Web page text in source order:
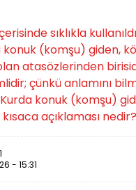
sıklıkla
(komşu) giden,
atasözlerinden
çünkü anlamını
Kurda konuk (komşu)
açıklaması
- 15:31